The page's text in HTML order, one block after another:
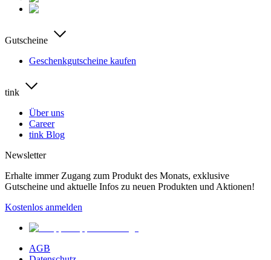
Gutscheine
Geschenkgutscheine kaufen
tink
Über uns
Career
tink Blog
Newsletter
Erhalte immer Zugang zum Produkt des Monats, exklusive
Gutscheine und aktuelle Infos zu neuen Produkten und Aktionen!
Kostenlos anmelden
AGB